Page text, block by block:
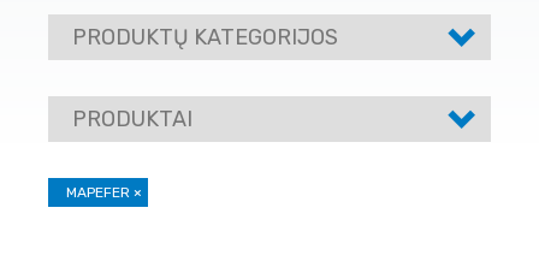
PRODUKTŲ KATEGORIJOS
PRODUKTAI
MAPEFER ×